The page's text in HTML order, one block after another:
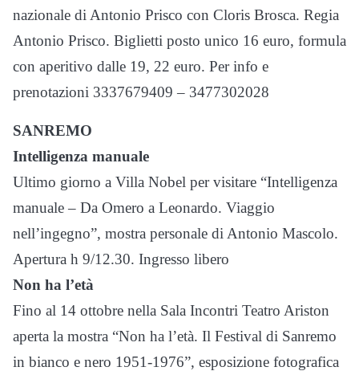
nazionale di Antonio Prisco con Cloris Brosca. Regia
Antonio Prisco. Biglietti posto unico 16 euro, formula
con aperitivo dalle 19, 22 euro. Per info e
prenotazioni 3337679409 – 3477302028
SANREMO
Intelligenza manuale
Ultimo giorno a Villa Nobel per visitare “Intelligenza
manuale – Da Omero a Leonardo. Viaggio
nell’ingegno”, mostra personale di Antonio Mascolo.
Apertura h 9/12.30. Ingresso libero
Non ha l’età
Fino al 14 ottobre nella Sala Incontri Teatro Ariston
aperta la mostra “Non ha l’età. Il Festival di Sanremo
in bianco e nero 1951-1976”, esposizione fotografica